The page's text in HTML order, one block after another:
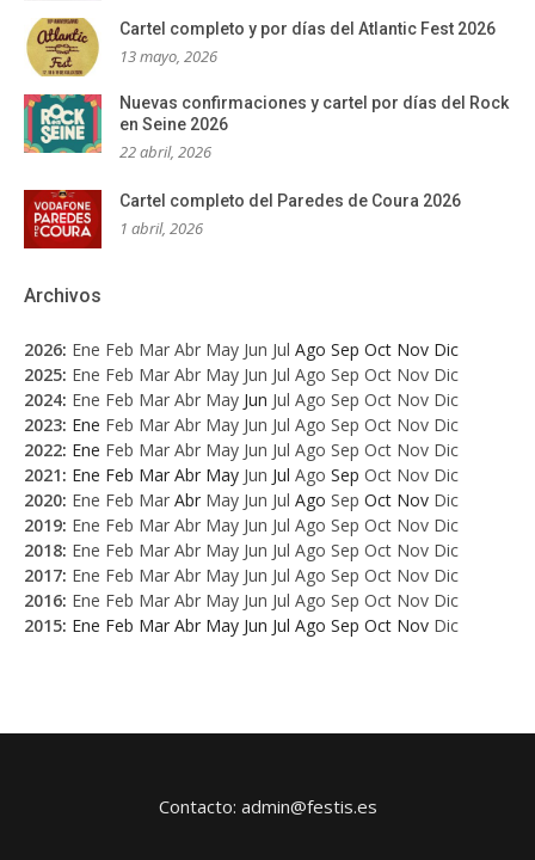
Cartel completo y por días del Atlantic Fest 2026
13 mayo, 2026
Nuevas confirmaciones y cartel por días del Rock
en Seine 2026
22 abril, 2026
Cartel completo del Paredes de Coura 2026
1 abril, 2026
Archivos
2026: Ene Feb Mar Abr May Jun Jul Ago Sep Oct Nov Dic
2025: Ene Feb Mar Abr May Jun Jul Ago Sep Oct Nov Dic
2024: Ene Feb Mar Abr May Jun Jul Ago Sep Oct Nov Dic
2023: Ene Feb Mar Abr May Jun Jul Ago Sep Oct Nov Dic
2022: Ene Feb Mar Abr May Jun Jul Ago Sep Oct Nov Dic
2021: Ene Feb Mar Abr May Jun Jul Ago Sep Oct Nov Dic
2020: Ene Feb Mar Abr May Jun Jul Ago Sep Oct Nov Dic
2019: Ene Feb Mar Abr May Jun Jul Ago Sep Oct Nov Dic
2018: Ene Feb Mar Abr May Jun Jul Ago Sep Oct Nov Dic
2017: Ene Feb Mar Abr May Jun Jul Ago Sep Oct Nov Dic
2016: Ene Feb Mar Abr May Jun Jul Ago Sep Oct Nov Dic
2015: Ene Feb Mar Abr May Jun Jul Ago Sep Oct Nov Dic
Contacto: admin@festis.es